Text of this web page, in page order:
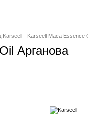
Karseell Karseell Maca Essence
Арганова